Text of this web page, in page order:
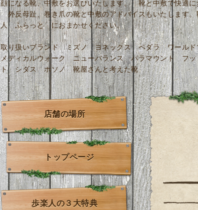
顔になる靴、中敷をお選びいたします。 靴と中敷で快適に
外反母趾、巻き爪の靴と中敷のアドバイスもいたします。
人 ふらっと におまかせください。
取り扱いブランド ミズノ ヨネックス ペダラ ワール
メディカルウォーク ニューバランス パラマウント フッ
ト シダス ホソノ 靴屋さんと考えた靴
店舗の場所
トップページ
歩楽人の３大特典